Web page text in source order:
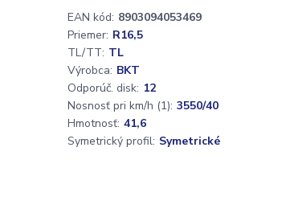
EAN kód: 8903094053469
Priemer: R16,5
TL/TT: TL
Výrobca: BKT
Odporúč. disk: 12
Nosnosť pri km/h (1): 3550/40
Hmotnosť: 41,6
Symetrický profil: Symetrické